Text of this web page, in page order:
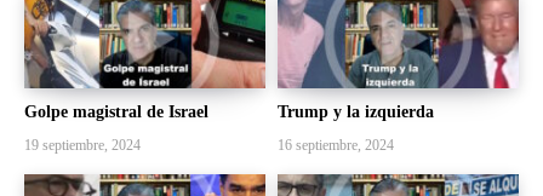
Golpe magistral de Israel
19 septiembre, 2024
Trump y la izquierda
16 septiembre, 2024